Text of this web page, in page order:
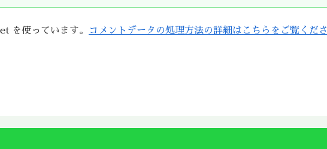
を使っています。
コメントデータの処理方法の詳細はこちらをご覧くださ